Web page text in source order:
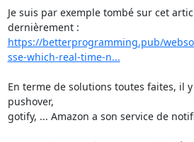
Je suis par exemple tombé sur cet
https://betterprogramming.pub/
sse-which-real-time-n...
En terme de solutions toutes faites, il
pushover,
gotify, ... Amazon a son service de